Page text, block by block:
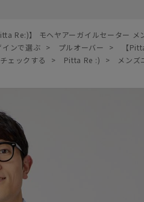
Re:)】 モヘヤアーガイルセーター メ
インで選ぶ > プルオーバー >
【
ェックする > Pitta Re :) > メンズ